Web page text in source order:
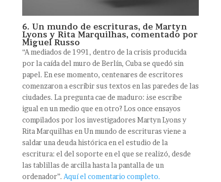
6. Un mundo de escrituras, de Martyn
Lyons y Rita Marquilhas, comentado por
Miguel Russo
“A mediados de 1991, dentro de la crisis producida
por la caída del muro de Berlín, Cuba se quedó sin
papel. En ese momento, centenares de escritores
comenzaron a escribir sus textos en las paredes de las
ciudades. La pregunta cae de maduro: ¿se escribe
igual en un medio que en otro? Los once ensayos
compilados por los investigadores Martyn Lyons y
Rita Marquilhas en Un mundo de escrituras viene a
saldar una deuda histórica en el estudio de la
escritura: el del soporte en el que se realizó, desde
las tablillas de arcilla hasta la pantalla de un
ordenador”. Aquí el comentario completo.